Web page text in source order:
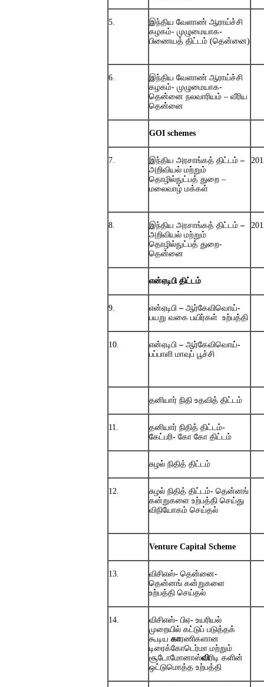
5. இந்திய வேளாண் ஆராய்ச்சி
கழகம்- முழுமையாக-
பிணையத் திட்டம் (தென்னை)
6. இந்திய வேளாண் ஆராய்ச்சி
கழகம்- முழுமையாக-
தென்னை நலவாரியம் – வீரிய
தென்னை
GOI schemes
7. இந்திய அரசாங்கத் திட்டம்–
அறிவியல் மற்றும்
தொழில்நுட்பத் துறை –
மலைவாழ் மக்கள்
8. இந்திய அரசாங்கத் திட்டம்–
அறிவியல் மற்றும்
தொழில்நுட்பத் துறை-
தென்னை
என்ஏடிபிதிட்டம்
9. என்ஏடிபி– ஆர்கேவிவொய்-
பயறு வகை பயிர்கள் உற்பத்தி
10. என்ஏடிபி– ஆர்கேவிவொய்-
பப்பாளி மாவுப் பூச்சி
தனியார் நிதி உதவித் திட்டம்
11. தனியார் நிதித் திட்டம்-
கேட்பரி- கோ கோ திட்டம்
சுழல் நிதித் திட்டம்
12. சுழல் நிதித் திட்டம்- தென்னங்
கன்றுகளை உற்பத்தி செய்து
விநியோகம் செய்தல்
Venture Capital Scheme
13. விசிஎஸ்- தென்னை-
தென்னங் கன்றுகளை
உற்பத்தி செய்தல்
14. விசிஎஸ்- பிஏ-உயரியல்
முறையில் கட்டுப் படுத்தக்
கூடிய காரணிகளான
டிரைக்கோடெர்மா மற்றும்
சூடோமோனாஸ்விரிடி களின்
ஒட்டுமொத்த உற்பத்தி